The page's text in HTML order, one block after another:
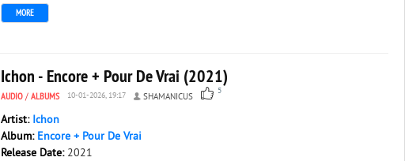
MORE
Ichon - Encore + Pour De Vrai (2021)
AUDIO / ALBUMS 10-01-2026, 19:17 SHAMANICUS
5
Artist: Ichon
Album: Encore + Pour De Vrai
Release Date: 2021